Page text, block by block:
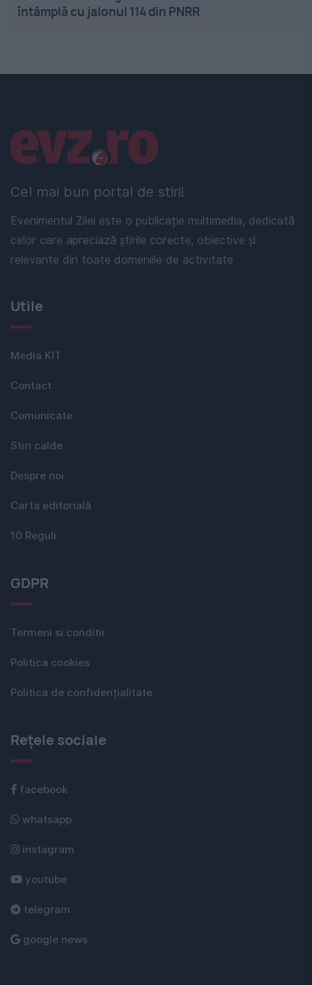
întâmplă cu jalonul 114 din PNRR
Cel mai bun portal de stiri!
Evenimentul Zilei este o publicație multimedia, dedicată
celor care apreciază știrile corecte, obiective și
relevante din toate domeniile de activitate
Linkuri utile
Utile
Media KIT
Contact
Comunicate
Stiri calde
Despre noi
Carta editorială
10 Reguli
GDPR
Termeni si conditii
Politica cookies
Politica de confidențialitate
Rețele sociale
facebook
whatsapp
instagram
youtube
telegram
google news